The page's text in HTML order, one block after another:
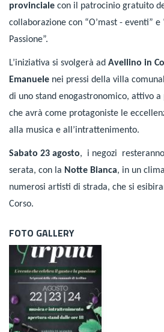
provinciale con il patrocinio gratuito
collaborazione con “O’mast - eventi” e
Passione”.
L’iniziativa si svolgerà ad Avellino in
Emanuele nei pressi della villa
di uno stand enogastronomico, attivo
che avrà come protagoniste le
alla musica e all’intrattenimento.
Sabato 23 agosto, i negozi
serata, con la Notte Bianca, in un
numerosi artisti di strada, che si
Corso.
FOTO GALLERY